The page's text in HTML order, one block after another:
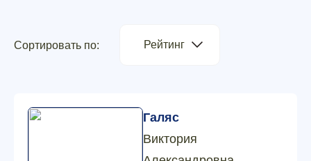
Сортировать по: Рейтинг
Галяс
Виктория